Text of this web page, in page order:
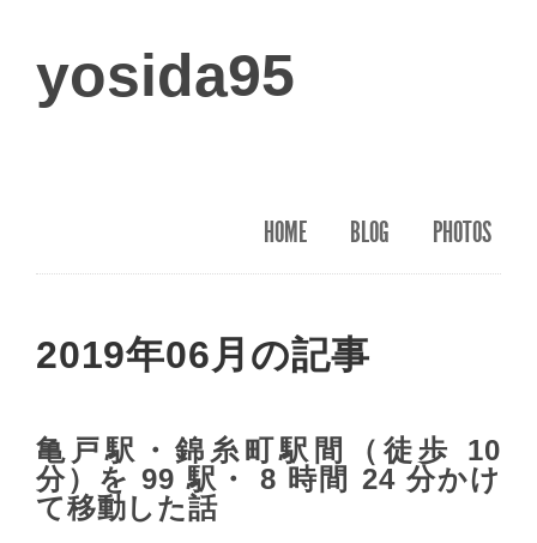
yosida95
HOME BLOG PHOTOS
2019年06月の記事
亀戸駅・錦糸町駅間（徒歩 10
分）を 99 駅・ 8 時間 24 分かけ
て移動した話